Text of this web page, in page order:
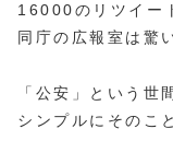
16000のリツイー
同庁の広報室は驚
「公安」という世
シンプルにそのこ